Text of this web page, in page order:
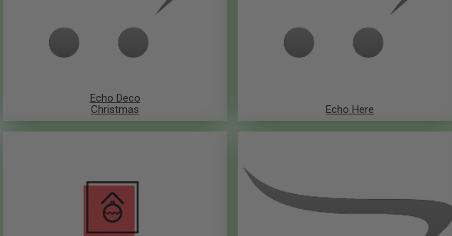
Echo Deco
Christmas
Echo Here